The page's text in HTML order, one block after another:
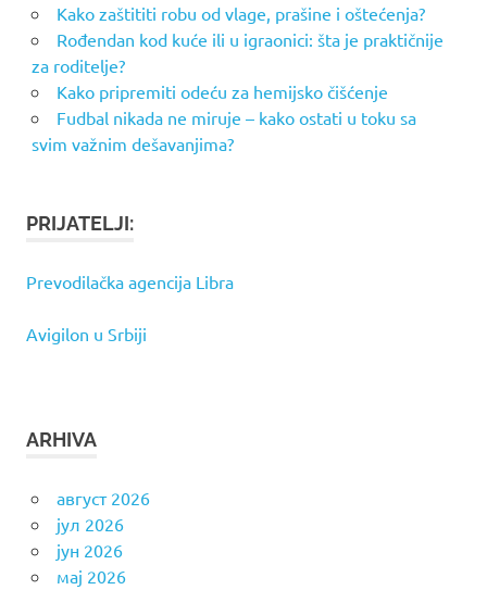
Kako zaštititi robu od vlage, prašine i oštećenja?
Rođendan kod kuće ili u igraonici: šta je praktičnije
za roditelje?
Kako pripremiti odeću za hemijsko čišćenje
Fudbal nikada ne miruje – kako ostati u toku sa
svim važnim dešavanjima?
PRIJATELJI:
Prevodilačka agencija Libra
Avigilon u Srbiji
ARHIVA
август 2026
јул 2026
јун 2026
мај 2026